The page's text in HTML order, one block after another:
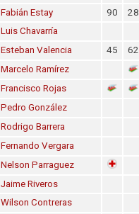
Fabián Estay
90 28
Luis Chavarría
Esteban Valencia
45
62
Marcelo Ramírez
Francisco Rojas
Pedro González
Rodrigo Barrera
Fernando Vergara
Nelson Parraguez
Jaime Riveros
Wilson Contreras